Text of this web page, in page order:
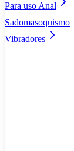
Para uso Anal
Sadomasoquismo
Vibradores